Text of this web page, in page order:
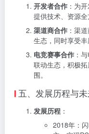
开发者合作 ：为
提供技术、资源全
渠道商合作 ：渠
生态，同时享受丰
电竞赛事合作 ：
联动生态，积极
围。
五、发展历程与
发展历程 ：
2018年：